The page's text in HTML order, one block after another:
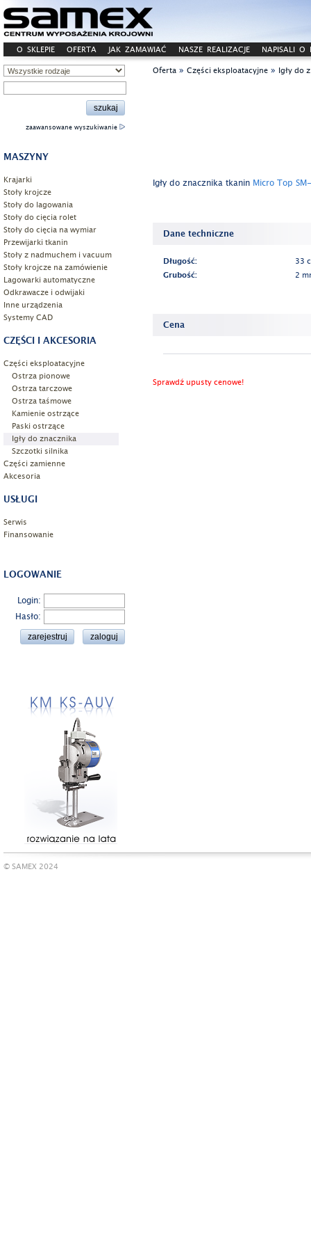
O SKLEPIE OFERTA JAK ZAMAWIAĆ NASZE REALIZACJE NAPISALI O
zaawansowane wyszukiwanie
MASZYNY
Krajarki
Stoły krojcze
Stoły do lagowania
Stoły do cięcia rolet
Stoły do cięcia na wymiar
Przewijarki tkanin
Stoły z nadmuchem i vacuum
Stoły krojcze na zamówienie
Lagowarki automatyczne
Odkrawacze i odwijaki
Inne urządzenia
Systemy CAD
CZĘŚCI I AKCESORIA
Części eksploatacyjne
Ostrza pionowe
Ostrza tarczowe
Ostrza taśmowe
Kamienie ostrzące
Paski ostrzące
Igły do znacznika
Szczotki silnika
Części zamienne
Akcesoria
USŁUGI
Serwis
Finansowanie
LOGOWANIE
Login:
Hasło:
Oferta » Części eksploatacyjne » Igły do
Igły do znacznika tkanin Micro Top
Dane techniczne
Długość:
33
Grubość:
2
Cena
Sprawdź upusty cenowe!
© SAMEX 2024